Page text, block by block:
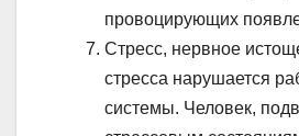
провоцирующих
Стресс, нервное
стресса нарушается
системы. Человек,